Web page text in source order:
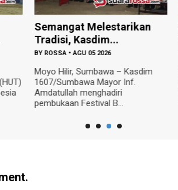
‎Semangat Melestarikan
Tradisi, Kasdim...
BY ROSSA •AGU 05 2026
‎Moyo Hilir, Sumbawa – Kasdim
1607/Sumbawa Mayor Inf.
Amdatullah menghadiri
pembukaan Festival B...